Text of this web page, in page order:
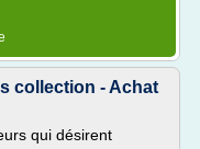
collection - Achat
qui désirent